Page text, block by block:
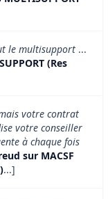
le multisupport ...
(Res
votre contrat
votre conseiller
à chaque fois
sur MACSF
...]